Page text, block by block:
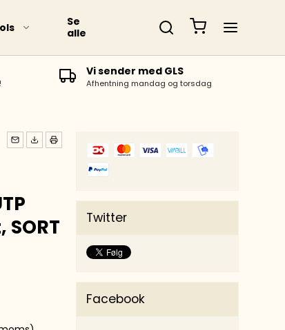
Se
alle
Vi sender med GLS
Afhentning mandag og torsdag
Twitter
Facebook